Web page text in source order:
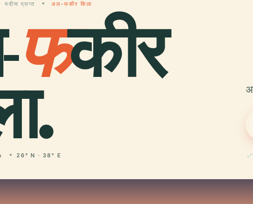
मदीना प्रान्त अल-फकीर किला
फकीर
26° N · 38° E